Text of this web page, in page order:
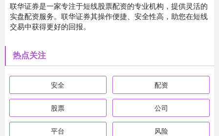
联华证券是一家专注于短线股票配资的专业机构，提供灵活的
实盘配资服务。联华证券其操作便捷、安全性高，助您在短线
交易中获得更好的回报。
热点关注
安全 配资
股票 公司
平台 风险